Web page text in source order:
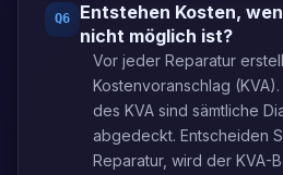
Q6
Entstehen Kosten,
nicht möglich ist?
Vor jeder Reparatur
Kostenvoranschlag
des KVA sind sämtliche
abgedeckt. Entscheiden
Reparatur, wird der KVA-